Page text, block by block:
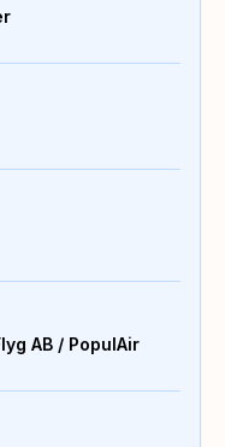
AB / PopulAir